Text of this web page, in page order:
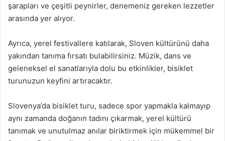
şarapları ve çeşitli peynirler, denemeniz gereken lezzetler
arasında yer alıyor.
Ayrıca, yerel festivallere katılarak, Sloven kültürünü daha
yakından tanıma fırsatı bulabilirsiniz. Müzik, dans ve
geleneksel el sanatlarıyla dolu bu etkinlikler, bisiklet
turunuzun keyfini artıracaktır.
Slovenya’da bisiklet turu, sadece spor yapmakla kalmayıp
aynı zamanda doğanın tadını çıkarmak, yerel kültürü
tanımak ve unutulmaz anılar biriktirmek için mükemmel bir